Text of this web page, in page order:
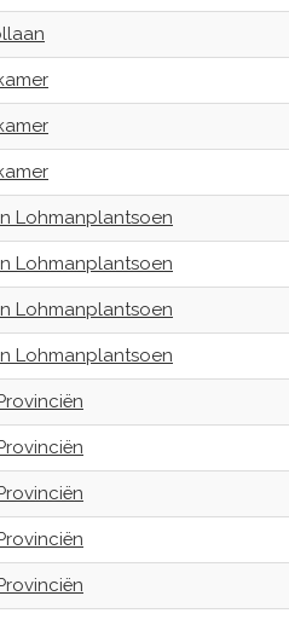
Lohmanplantsoen
Lohmanplantsoen
Lohmanplantsoen
Lohmanplantsoen